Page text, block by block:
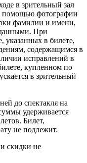
в зрительный зал
помощью фотографии
фамилии и имени,
При
указанных в билете,
содержащимся в
исправлений в
купленном по
в зрительный
до спектакля на
удерживается
Билет,
не подлежит.
скидки не